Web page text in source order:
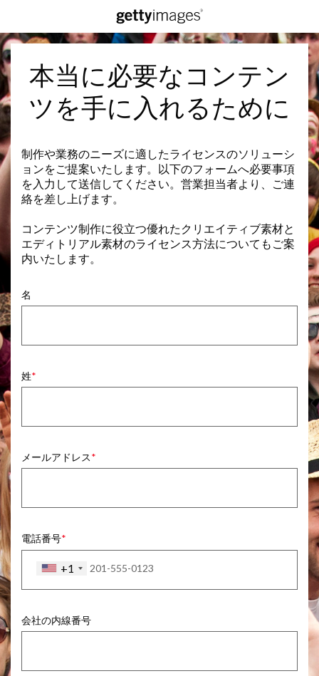
本当に必要なコンテン
ツを手に入れるために
制作や業務のニーズに適したライセンスのソリューシ
ョンをご提案いたします。以下のフォームへ必要事項
を入力して送信してください。営業担当者より、ご連
絡を差し上げます。
コンテンツ制作に役立つ優れたクリエイティブ素材と
エディトリアル素材のライセンス方法についてもご案
内いたします。
名
姓
メールアドレス
電話番号
+1
会社の内線番号